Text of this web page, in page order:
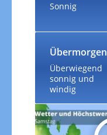
Sonnig
Übermorgen
Überwiegend
sonnig und
windig